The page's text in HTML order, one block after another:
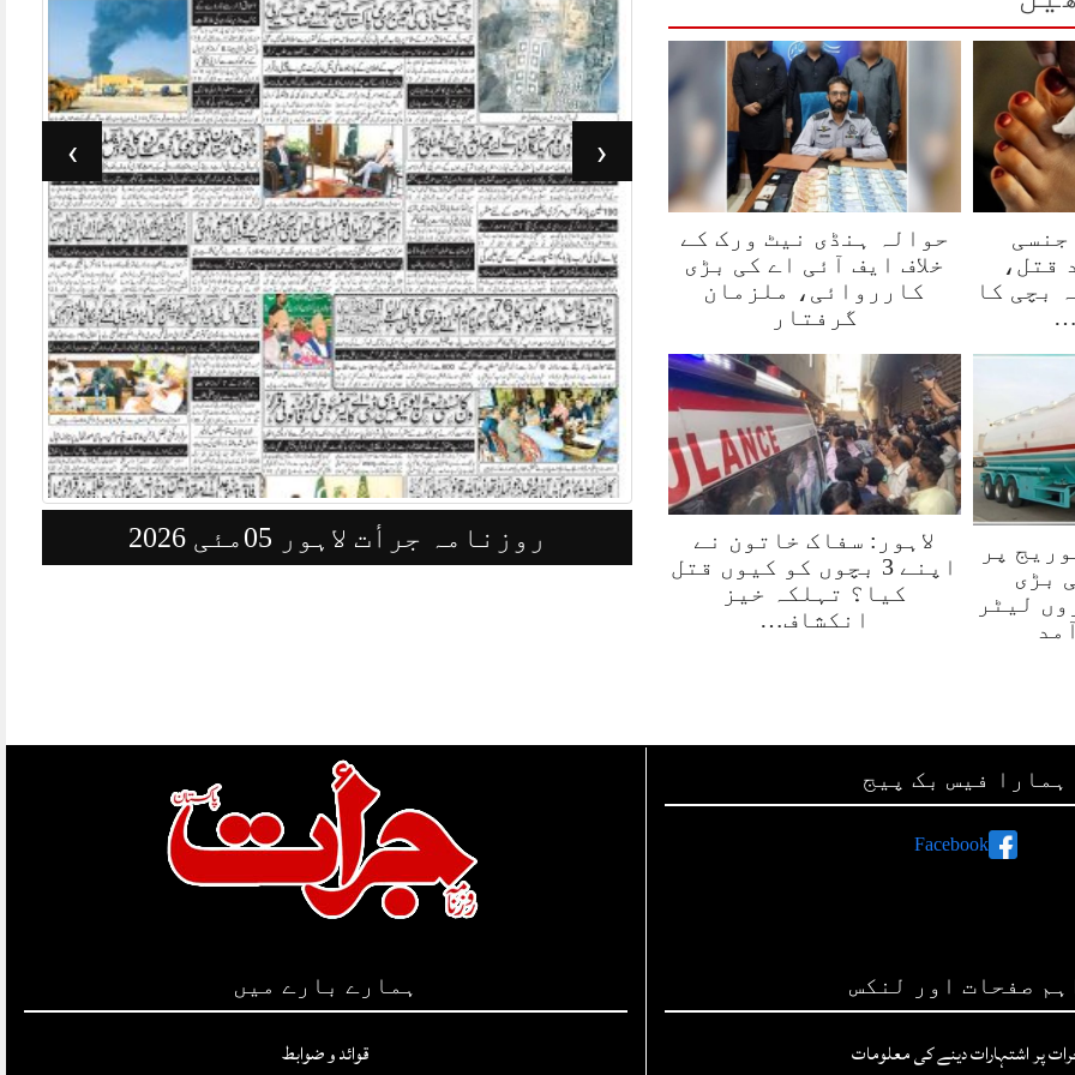
جنسی
قتل،
3 سالہ بچی کا
حوالہ ہنڈی نیٹ ورک کے
خلاف ایف آئی اے کی بڑی
کارروائی، ملزمان
گرفتار
پر
بڑی
لیٹر
لاہور: سفاک خاتون نے
اپنے 3 بچوں کو کیوں قتل
کیا؟ تہلکہ خیز
انکشاف…
جرأت لاہور 05مئی 2026 روزنامہ جرأت لاہور 03مئی 2026
‹
›
ہمارا فیس بک پیج
Facebook
ہمارے بارے میں
قوائد و ضوابط
صفحات اور لنکس
پر اشتہارات دینے کی معلومات